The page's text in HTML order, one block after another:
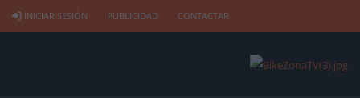
INICIAR SESIÓN PUBLICIDAD CONTACTAR